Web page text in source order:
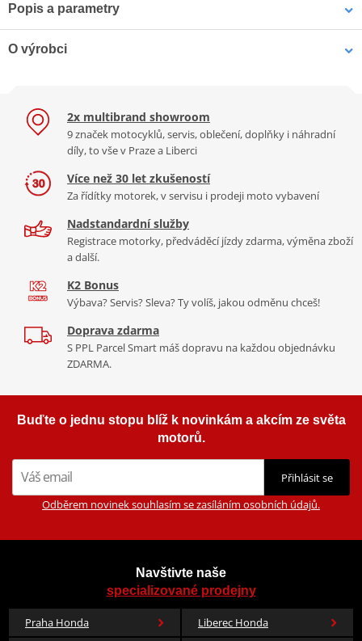
Otevřená helma GMS
GELATO ZG11501
pistáciová
Skladem
In Italy ZG11704 –
Popis a parametry
dealer značky CASSIDA
Vlastnosti:
polykarbonátová skořepina
reflexní odrazka v týlové části přilby
dlouhé plexi plně
zapínání řemínku pomocí mikrometrické přezky
hmotnost přilby ±1270 g
Tabulka velikostí
Jak se změřit
Co když mi to nebude
Výrobce
CASSIDA
Pohlaví
pánské,dámské
Sluneční clona
Materiál
polykarbonát (termoplast)
bílá
O výrobci
Česká značka helem, která svými kořeny sahá až do roku 1975.
Helmy CASSIDA chránily generace motorkářů a zapsaly se tak do
helmets v českých rukou a přestože se odkazuje na historické
kořeny, je současná svým designem, materiály i kvalitou. Vyrábí se
designérů a prochází pečlivým testováním a ověřováním kvality.
Zobrazit všechny produkty
2x multibrand showroom
9 značek motocyklů, servis, oblečení, doplňky i náhradní
díly, to vše v Praze a Liberci
Více než 30 let zkušeností
Za řídítky motorek, v servisu i prodeji moto vybavení
Nadstandardní služby
Registrace motorky, předváděcí jízdy zdarma, výměna zboží
a další.
K2 Bonus
Výbava? Servis? Sleva? Ty volíš, jakou odměnu chceš!
Doprava zdarma
S PPL Parcel Smart máš dopravu na každou objednávku
ZDARMA.
Buďte o jednu stopu blíž k novinkám a akcím ze světa
motorů.
Přihlásit se
Odběrem novinek souhlasím se zasíláním osobních údajů.
Navštivte naše
specializované prodejny
Praha Honda
Liberec Honda